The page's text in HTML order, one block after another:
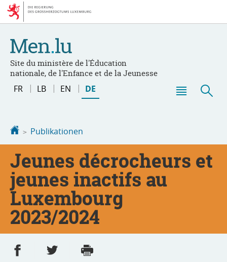
Zur
Navigation
Zum
Inhalt
Site du ministère de l'Éducation
nationale, de l'Enfance et de la Jeunesse
Sprache
wechseln
FR LB EN DE
Startseite
Publikationen
Jeunes décrocheurs et
jeunes inactifs au
Luxembourg
2023/2024
Partager sur Facebook
Partager sur Twitter